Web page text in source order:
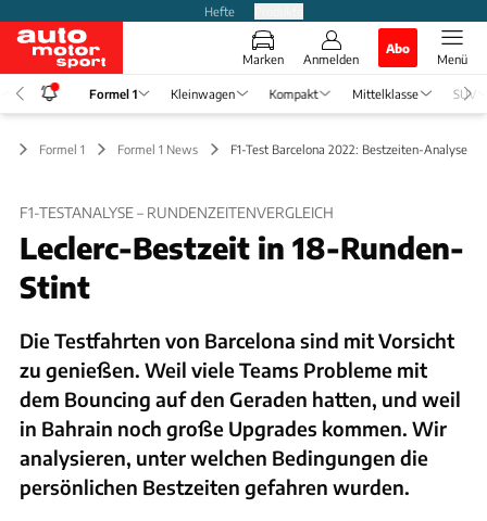
Hefte
Marken Anmelden
Abo
Menü
Formel 1 Kleinwagen Kompakt Mittelklasse SUV
Formel 1 Formel 1 News F1-Test Barcelona 2022: Bestzeiten-Analyse
F1-TESTANALYSE – RUNDENZEITENVERGLEICH
Leclerc-Bestzeit in 18-Runden-
Stint
Die Testfahrten von Barcelona sind mit Vorsicht
zu genießen. Weil viele Teams Probleme mit
dem Bouncing auf den Geraden hatten, und weil
in Bahrain noch große Upgrades kommen. Wir
analysieren, unter welchen Bedingungen die
persönlichen Bestzeiten gefahren wurden.